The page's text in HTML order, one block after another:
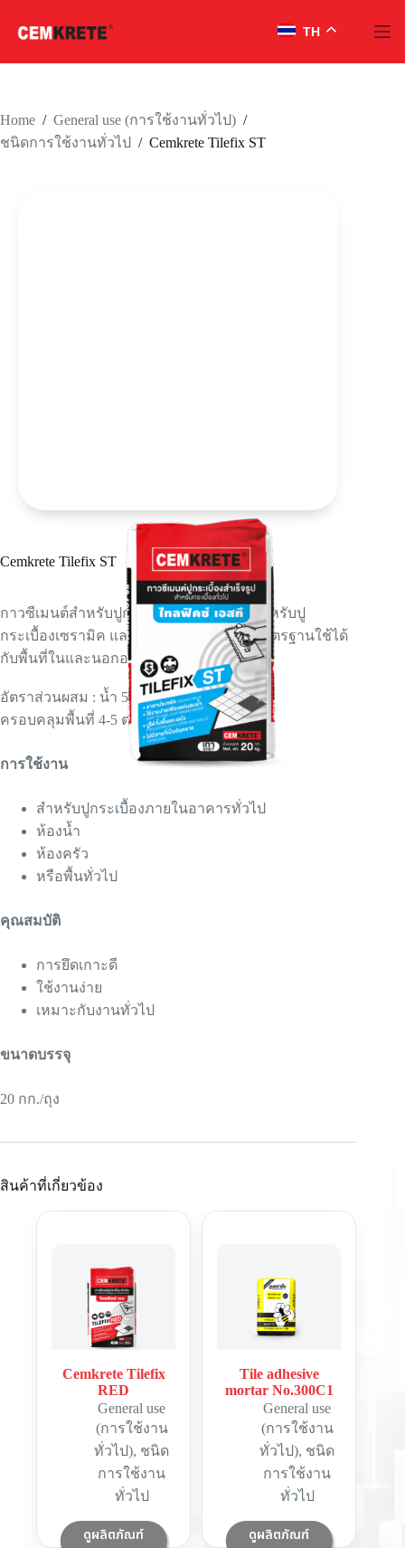
TH
Home / General use (การใช้งานทั่วไป) /
ชนิดการใช้งานทั่วไป
/ Cemkrete Tilefix ST
Cemkrete Tilefix ST
กาวซีเมนต์สำหรับปูกระเบื้องทั่วไปเหมาะสำหรับปู
กระเบื้องเซรามิค และ โมเสคการยึดเกาะมาตรฐานใช้ได้
กับพื้นที่ในและนอกอาคาร
อัตราส่วนผสม : น้ำ 5 ลิตร ต่อถุง 20 กก.
ครอบคลุมพื้นที่ 4-5 ตร.ม. / ถุง
การใช้งาน
สำหรับปูกระเบื้องภายในอาคารทั่วไป
ห้องน้ำ
ห้องครัว
หรือพื้นทั่วไป
คุณสมบัติ
การยึดเกาะดี
ใช้งานง่าย
เหมาะกับงานทั่วไป
ขนาดบรรจุ
20 กก./ถุง
สินค้าที่เกี่ยวข้อง
Cemkrete Tilefix
RED
General use
(การใช้งาน
ทั่วไป), ชนิด
การใช้งาน
ทั่วไป
ดูผลิตภัณฑ์
Tile adhesive
mortar No.300C1
General use
(การใช้งาน
ทั่วไป), ชนิด
การใช้งาน
ทั่วไป
ดูผลิตภัณฑ์